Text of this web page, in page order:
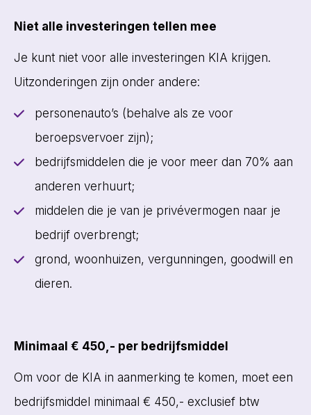
Niet alle investeringen tellen mee
Je kunt niet voor alle investeringen KIA krijgen.
Uitzonderingen zijn onder andere:
personenauto’s (behalve als ze voor
beroepsvervoer zijn);
bedrijfsmiddelen die je voor meer dan 70% aan
anderen verhuurt;
middelen die je van je privévermogen naar je
bedrijf overbrengt;
grond, woonhuizen, vergunningen, goodwill en
dieren.
Minimaal € 450,- per bedrijfsmiddel
Om voor de KIA in aanmerking te komen, moet een
bedrijfsmiddel minimaal € 450,- exclusief btw